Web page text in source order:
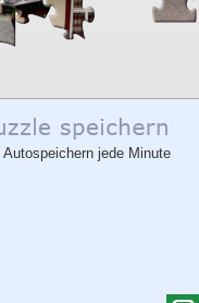
Autospeichern jede Minute